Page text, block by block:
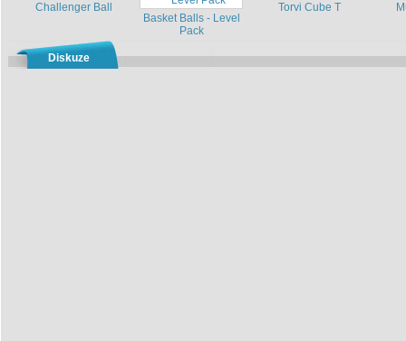
Challenger Ball
Basket Balls - Level
Pack
Torvi Cube T
Diskuze